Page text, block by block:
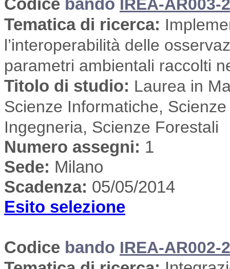
Codice bando
IREA-AR003-
Tematica di ricerca:
l’interoperabilità delle
parametri ambientali raccolti
Titolo di studio: Laurea in
Scienze Informatiche,
Ingegneria, Scienze Forestali
Numero assegni: 1
Sede: Milano
Scadenza: 05/05/2014
Esito selezione
Codice bando IREA-AR002-